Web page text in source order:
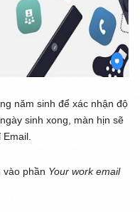
năm sinh để xác nhận độ
sinh xong, màn hịn sẽ
vào phần Your work email